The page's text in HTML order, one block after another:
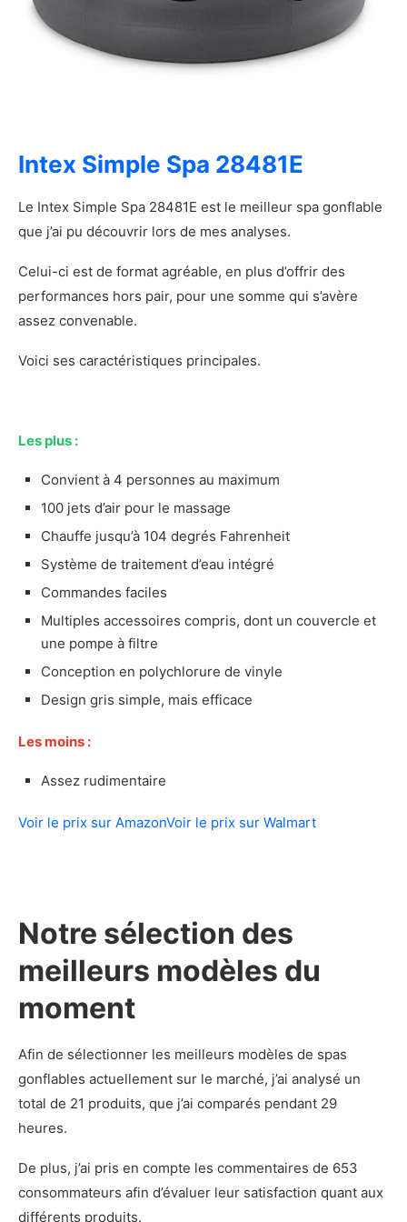
Les plus
Les moins
Les caractéristiques principales du Bestway
Démonstration photo du Bestway SaluSpa
Miami AirJet
Avantages et inconvénients du Bestway
SaluSpa Miami AirJet
Les plus
Les moins
SaluSpa Hawaii AirJet
Mon avis sur le Bestway SaluSpa Hawaii AirJet
SaluSpa Hawaii AirJet
Les plus
Les moins
Notre verdict sur le Bestway SaluSpa Hawaii
AirJet
Notre approche
Notre méthode
Quels sont les inconvénients des spas
Est-ce que je peux utiliser mon spa gonflable
Le confort
Le prix
Le chauffage
La robustesse
Intex Simple Spa 28481E
Le Intex Simple Spa 28481E est le meilleur spa gonflable
que j’ai pu découvrir lors de mes analyses.
Celui-ci est de format agréable, en plus d’offrir des
performances hors pair, pour une somme qui s’avère
assez convenable.
Voici ses caractéristiques principales.
Les plus :
Convient à 4 personnes au maximum
100 jets d’air pour le massage
Chauffe jusqu’à 104 degrés Fahrenheit
Système de traitement d’eau intégré
Commandes faciles
Multiples accessoires compris, dont un couvercle et
une pompe à filtre
Conception en polychlorure de vinyle
Design gris simple, mais efficace
Les moins :
Assez rudimentaire
Voir le prix sur AmazonVoir le prix sur Walmart
Notre sélection des
meilleurs modèles du
moment
Afin de sélectionner les meilleurs modèles de spas
gonflables actuellement sur le marché, j’ai analysé un
total de 21 produits, que j’ai comparés pendant 29
heures.
De plus, j’ai pris en compte les commentaires de 653
consommateurs afin d’évaluer leur satisfaction quant aux
différents produits.